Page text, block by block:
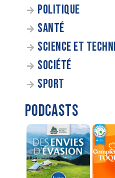
POLITIQUE
SANTÉ
SCIENCE ET
SOCIÉTÉ
SPORT
PODCASTS